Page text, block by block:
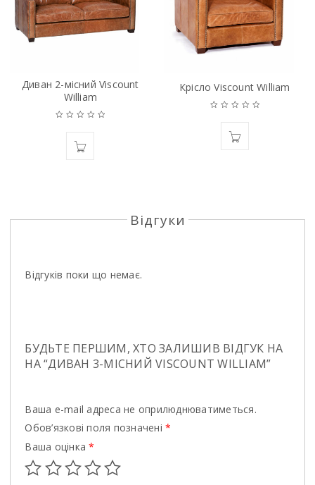
Диван 2-місний Viscount
William
Крісло Viscount William
Відгуки
Відгуків поки що немає.
БУДЬТЕ ПЕРШИМ, ХТО ЗАЛИШИВ ВІДГУК НА
НА “ДИВАН 3-МІСНИЙ VISCOUNT WILLIAM”
Ваша e-mail адреса не оприлюднюватиметься.
Обов’язкові поля позначені*
Ваша оцінка*